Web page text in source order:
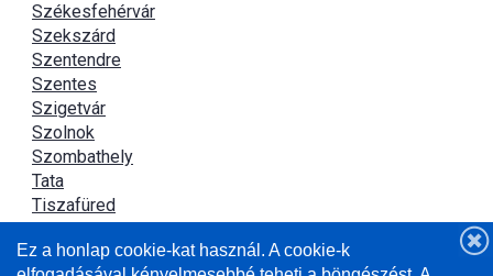
Székesfehérvár
Szekszárd
Szentendre
Szentes
Szigetvár
Szolnok
Szombathely
Tata
Tiszafüred
Újszász
Ez a honlap cookie-kat használ. A cookie-k